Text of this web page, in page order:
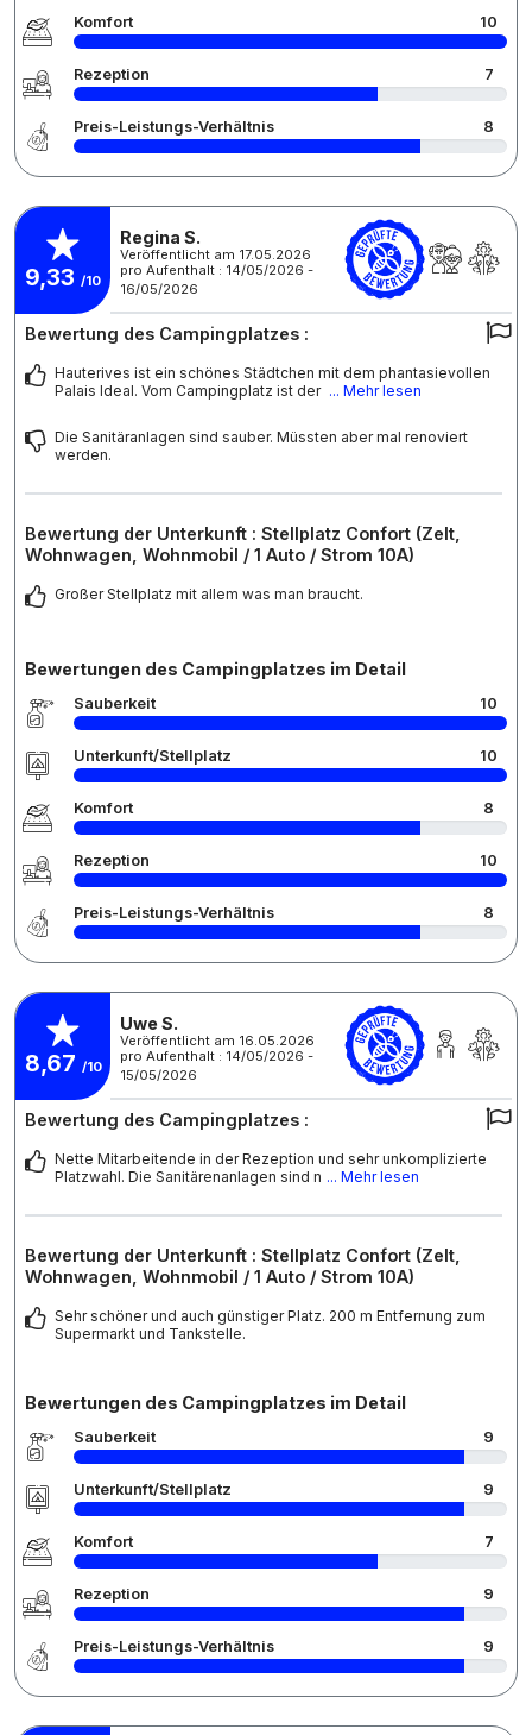
Komfort 10
Rezeption 7
Preis-Leistungs-Verhältnis 8
9,33 /10
Regina S.
Veröffentlicht am 17.05.2026
pro Aufenthalt : 14/05/2026 -
16/05/2026
Bewertung des Campingplatzes :
Hauterives ist ein schönes Städtchen mit dem phantasievollen
Palais Ideal. Vom Campingplatz ist der ... Mehr lesen
Die Sanitäranlagen sind sauber. Müssten aber mal renoviert
werden.
Bewertung der Unterkunft : Stellplatz Confort (Zelt,
Wohnwagen, Wohnmobil / 1 Auto / Strom 10A)
Großer Stellplatz mit allem was man braucht.
Bewertungen des Campingplatzes im Detail
Sauberkeit 10
Unterkunft/Stellplatz 10
Komfort 8
Rezeption 10
Preis-Leistungs-Verhältnis 8
8,67 /10
Uwe S.
Veröffentlicht am 16.05.2026
pro Aufenthalt : 14/05/2026 -
15/05/2026
Bewertung des Campingplatzes :
Nette Mitarbeitende in der Rezeption und sehr unkomplizierte
Platzwahl. Die Sanitärenanlagen sind n ... Mehr lesen
Bewertung der Unterkunft : Stellplatz Confort (Zelt,
Wohnwagen, Wohnmobil / 1 Auto / Strom 10A)
Sehr schöner und auch günstiger Platz. 200 m Entfernung zum
Supermarkt und Tankstelle.
Bewertungen des Campingplatzes im Detail
Sauberkeit 9
Unterkunft/Stellplatz 9
Komfort 7
Rezeption 9
Preis-Leistungs-Verhältnis 9